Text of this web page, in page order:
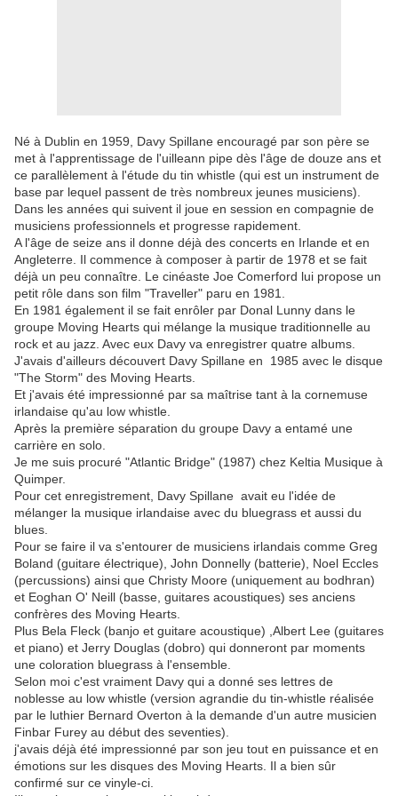
Né à Dublin en 1959, Davy Spillane encouragé par son père se
met à l'apprentissage de l'uilleann pipe dès l'âge de douze ans et
ce parallèlement à l'étude du tin whistle (qui est un instrument de
base par lequel passent de très nombreux jeunes musiciens).
Dans les années qui suivent il joue en session en compagnie de
musiciens professionnels et progresse rapidement.
A l'âge de seize ans il donne déjà des concerts en Irlande et en
Angleterre. Il commence à composer à partir de 1978 et se fait
déjà un peu connaître. Le cinéaste Joe Comerford lui propose un
petit rôle dans son film "Traveller" paru en 1981.
En 1981 également il se fait enrôler par Donal Lunny dans le
groupe Moving Hearts qui mélange la musique traditionnelle au
rock et au jazz. Avec eux Davy va enregistrer quatre albums.
J'avais d'ailleurs découvert Davy Spillane en 1985 avec le disque
"The Storm" des Moving Hearts.
Et j'avais été impressionné par sa maîtrise tant à la cornemuse
irlandaise qu'au low whistle.
Après la première séparation du groupe Davy a entamé une
carrière en solo.
Je me suis procuré "Atlantic Bridge" (1987) chez Keltia Musique à
Quimper.
Pour cet enregistrement, Davy Spillane avait eu l'idée de
mélanger la musique irlandaise avec du bluegrass et aussi du
blues.
Pour se faire il va s'entourer de musiciens irlandais comme Greg
Boland (guitare électrique), John Donnelly (batterie), Noel Eccles
(percussions) ainsi que Christy Moore (uniquement au bodhran)
et Eoghan O' Neill (basse, guitares acoustiques) ses anciens
confrères des Moving Hearts.
Plus Bela Fleck (banjo et guitare acoustique) ,Albert Lee (guitares
et piano) et Jerry Douglas (dobro) qui donneront par moments
une coloration bluegrass à l'ensemble.
Selon moi c'est vraiment Davy qui a donné ses lettres de
noblesse au low whistle (version agrandie du tin-whistle réalisée
par le luthier Bernard Overton à la demande d'un autre musicien
Finbar Furey au début des seventies).
j'avais déjà été impressionné par son jeu tout en puissance et en
émotions sur les disques des Moving Hearts. Il a bien sûr
confirmé sur ce vinyle-ci.